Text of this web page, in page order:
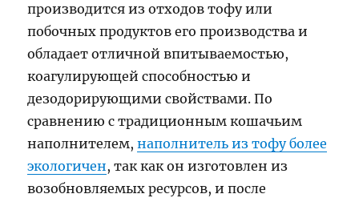
производится из отходов тофу или
побочных продуктов его производства и
обладает отличной впитываемостью,
коагулирующей способностью и
дезодорирующими свойствами. По
сравнению с традиционным кошачьим
наполнителем,наполнитель из тофу более
экологичен, так как он изготовлен из
возобновляемых ресурсов, и после